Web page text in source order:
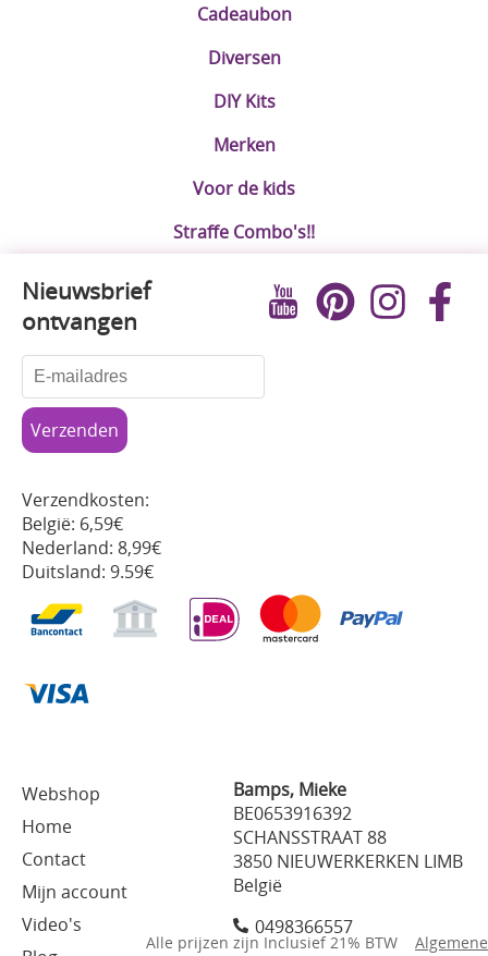
Cadeaubon
Diversen
DIY Kits
Merken
Voor de kids
Straffe Combo's!!
Webshop
Home
Contact
Mijn account
Video's
Bamps, Mieke
BE0653916392
SCHANSSTRAAT 88
3850 NIEUWERKERKEN LIMB
België
0498366557
Nieuwsbrief
ontvangen
Verzendkosten:
België: 6,59€
Nederland: 8,99€
Duitsland: 9.59€
Alle prijzen zijn Inclusief 21% BTW
Algemene